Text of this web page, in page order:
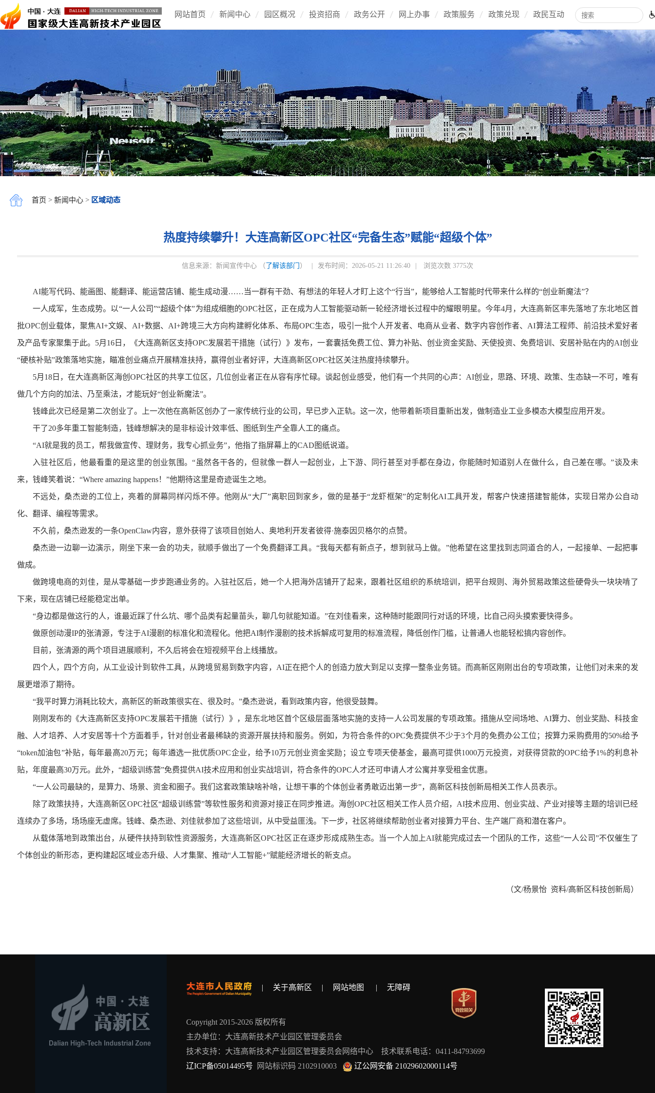
网站首页 新闻中心 园区概况 投资招商 政务公开 网上办事 政策服务 政策兑现 政民互动
首页 > 新闻中心>区域动态
热度持续攀升！大连高新区OPC社区“完备生态”赋能“超级个体”
信息来源：新闻宣传中心 （ 了解该部门 ） 发布时间：2026-05-21 11:26:40 浏览次数 3775次
AI能写代码、能画图、能翻译、能运营店铺、能生成动漫……当一群有干劲、有想法的年轻人才盯上这个“行当”，能够给人工智能时代带来什么样的“创业新魔法”？
一人成军，生态成势。以“一人公司”“超级个体”为组成细胞的OPC社区，正在成为人工智能驱动新一轮经济增长过程中的耀眼明星。 今年4月，大连高新区率先落地了东北地区首
批OPC创业载体，聚焦AI+文娱、AI+数据、AI+跨境三大方向构建孵化体系、布局OPC生态，吸引一批个人开发者、电商从业者、数字内容创作者、AI算法工程师、前沿技术爱好者
及产品专家聚集于此。 5月16日，《大连高新区支持OPC发展若干措施（试行）》发布，一套囊括免费工位、算力补贴、创业资金奖励、天使投资、免费培训、安居补贴在内的AI创业
“硬核补贴”政策落地实施，瞄准创业痛点开展精准扶持，赢得创业者好评，大连高新区OPC社区关注热度持续攀升。
5月18日，在大连高新区海创OPC社区的共享工位区，几位创业者正在从容有序忙碌。谈起创业感受，他们有一个共同的心声：AI创业，思路、环境、政策、生态缺一不可，唯有
做几个方向的加法、乃至乘法，才能玩好“创业新魔法”。
钱峰此次已经是第二次创业了。上一次他在高新区创办了一家传统行业的公司，早已步入正轨。这一次，他带着新项目重新出发，做制造业工业多模态大模型应用开发。
干了20多年重工智能制造，钱峰想解决的是非标设计效率低、图纸到生产全靠人工的痛点。
“AI就是我的员工，帮我做宣传、理财务，我专心抓业务”，他指了指屏幕上的CAD图纸说道。
入驻社区后，他最看重的是这里的创业氛围。“虽然各干各的，但就像一群人一起创业，上下游、同行甚至对手都在身边，你能随时知道别人在做什么，自己差在哪。”谈及未
来，钱峰笑着说：“Where amazing happens！”他期待这里是奇迹诞生之地。
不远处，桑杰逊的工位上，亮着的屏幕同样闪烁不停。他刚从“大厂”离职回到家乡，做的是基于“龙虾框架”的定制化AI工具开发，帮客户快速搭建智能体，实现日常办公自动
化、翻译、编程等需求。
不久前，桑杰逊发的一条OpenClaw内容，意外获得了该项目创始人、奥地利开发者彼得·施泰因贝格尔的点赞。
桑杰逊一边聊一边演示，刚坐下来一会的功夫，就顺手做出了一个免费翻译工具。“我每天都有新点子，想到就马上做。”他希望在这里找到志同道合的人，一起接单、一起把事
做成。
做跨境电商的刘佳，是从零基础一步步跑通业务的。入驻社区后，她一个人把海外店铺开了起来，跟着社区组织的系统培训，把平台规则、海外贸易政策这些硬骨头一块块啃了
下来，现在店铺已经能稳定出单。
“身边都是做这行的人，谁最近踩了什么坑、哪个品类有起量苗头，聊几句就能知道。”在刘佳看来，这种随时能跟同行对话的环境，比自己闷头摸索要快得多。
做原创动漫IP的张清源，专注于AI漫剧的标准化和流程化。他把AI制作漫剧的技术拆解成可复用的标准流程，降低创作门槛，让普通人也能轻松搞内容创作。
目前，张清源的两个项目进展顺利，不久后将会在短视频平台上线播放。
四个人，四个方向，从工业设计到软件工具，从跨境贸易到数字内容，AI正在把个人的创造力放大到足以支撑一整条业务链。而高新区刚刚出台的专项政策，让他们对未来的发
展更增添了期待。
“我平时算力消耗比较大，高新区的新政策很实在、很及时。”桑杰逊说， 看到政策内容，他很受鼓舞。
刚刚发布的《大连高新区支持OPC发展若干措施（试行）》，是东北地区首个区级层面落地实施的支持一人公司发展的专项政策。措施从空间场地、AI算力、创业奖励、科技金
融、人才培养、人才安居等十个方面着手，针对创业者最稀缺的资源开展扶持和服务。例如，为符合条件的OPC免费提供不少于3个月的免费办公工位；按算力采购费用的50%给予
“token加油包”补贴，每年最高20万元；每年遴选一批优质OPC企业，给予10万元创业资金奖励；设立专项天使基金，最高可提供1000万元投资，对获得贷款的OPC给予1%的利息补
贴，年度最高30万元。此外，“超级训练营”免费提供AI技术应用和创业实战培训，符合条件的OPC人才还可申请人才公寓并享受租金优惠。
“一人公司最缺的，是算力、场景、资金和圈子。我们这套政策缺啥补啥，让想干事的个体创业者勇敢迈出第一步”， 高新区科技创新局相关工作人员表示。
除了政策扶持，大连高新区OPC社区“超级训练营”等软性服务和资源对接正在同步推进。海创OPC社区相关工作人员介绍，AI技术应用、创业实战、产业对接等主题的培训已经
连续办了多场，场场座无虚席。钱峰、桑杰逊、刘佳就参加了这些培训，从中受益匪浅。下一步，社区将继续帮助创业者对接算力平台、生产端厂商和潜在客户。
从载体落地到政策出台， 从硬件扶持到软性资源服务， 大连高新区OPC社区正在逐步形成成熟生态。 当一个人加上AI就能完成过去一个团队的工作， 这些“一人公司”不仅催生了
个体创业的新形态， 更构建起区域业态升级、人才集聚、 推动“人工智能+”赋能经济增长的新支点。
（文/杨景怡资料/高新区科技创新局）
| 关于高新区 | 网站地图 | 无障碍
Copyright 2015-2026 版权所有
主办单位：大连高新技术产业园区管理委员会
技术支持：大连高新技术产业园区管理委员会网络中心 技术联系电话：0411-84793699
辽ICP备05014495号 网站标识码 2102910003 辽公网安备 21029602000114号